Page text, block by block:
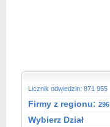
Licznik odwiedzin: 871 955
Firmy z regionu: 296
Wybierz Dział